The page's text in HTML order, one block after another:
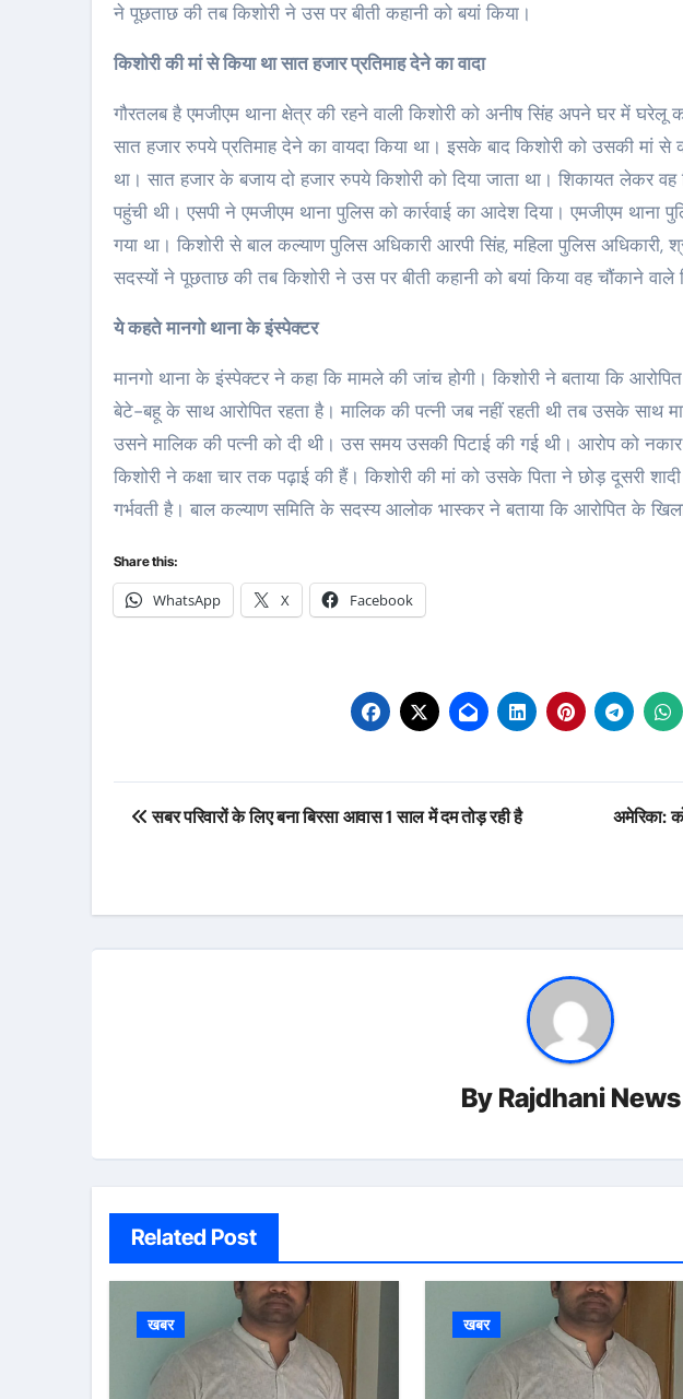
ने पूछताछ की तब किशोरी ने उस पर बीती कहानी को बयां किया।
किशोरी की मां से किया था सात हजार प्रतिमाह देने का वादा
गौरतलब है एमजीएम थाना क्षेत्र की रहने वाली किशोरी को अनीष सिंह अपने घर में
सात हजार रुपये प्रतिमाह देने का वायदा किया था। इसके बाद किशोरी को उसकी मां से
था। सात हजार के बजाय दो हजार रुपये किशोरी को दिया जाता था। शिकायत लेकर
पहुंची थी। एसपी ने एमजीएम थाना पुलिस को कार्रवाई का आदेश दिया। एमजीएम थाना
गया था। किशोरी से बाल कल्याण पुलिस अधिकारी आरपी सिंह, महिला पुलिस
सदस्यों ने पूछताछ की तब किशोरी ने उस पर बीती कहानी को बयां किया वह चौंकाने वाले
ये कहते मानगो थाना के इंस्‍पेक्‍टर
मानगो थाना के इंस्पेक्टर ने कहा कि मामले की जांच होगी। किशोरी ने बताया कि
बेटे-बहू के साथ आरोपित रहता है। मालिक की पत्नी जब नहीं रहती थी तब उसके साथ
उसने मालिक की पत्नी को दी थी। उस समय उसकी पिटाई की गई थी। आरोप को नकार
किशोरी ने कक्षा चार तक पढ़ाई की हैं। किशोरी की मां को उसके पिता ने छोड़ दूसरी
गर्भवती है। बाल कल्याण समिति के सदस्य आलोक भास्कर ने बताया कि आरोपित के
Share this:
WhatsApp X Facebook
Post
सबर परिवारों के लिए बना बिरसा आवास 1 साल में दम तोड़ रही है
अमेरिका:
By Rajdhani News
Related Post
खबर खबर